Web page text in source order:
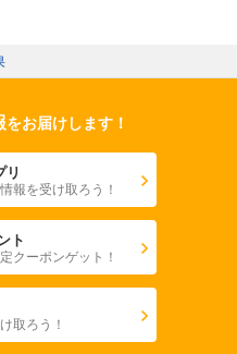
をお届けします！
リ
報を受け取ろう！
ト
クーポンゲット！
取ろう！